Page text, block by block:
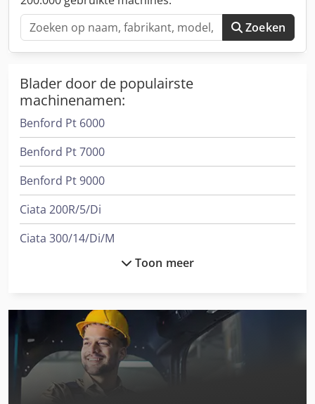
Zoeken
Blader door de populairste
machinenamen:
Benford Pt 6000
Benford Pt 7000
Benford Pt 9000
Ciata 200R/5/Di
Ciata 300/14/Di/M
International 3288
International 353
International 433
Toon meer